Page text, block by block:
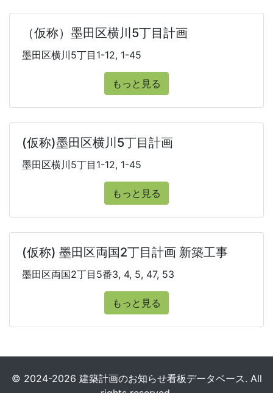
（仮称）墨田区横川5丁目計画
墨田区横川5丁目1-12, 1-45
もっと見る
(仮称)墨田区横川5丁目計画
墨田区横川5丁目1-12, 1-45
もっと見る
(仮称) 墨田区両国2丁目計画 新築工事
墨田区両国2丁目5番3, 4, 5, 47, 53
もっと見る
© 2024-2026 建築計画のお知らせ看板データベース. All